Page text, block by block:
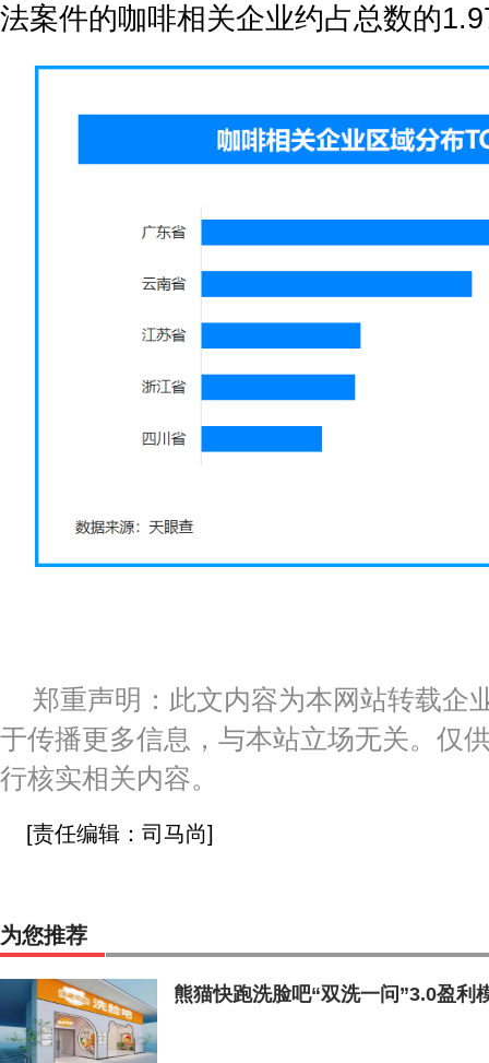
法案件的咖啡相关企业约占总数的
郑重声明：此文内容为本网站转载企
于传播更多信息，与本站立场无关。仅
行核实相关内容。
[责任编辑：司马尚]
为您推荐
熊猫快跑洗脸吧“双洗一问”3.0盈利